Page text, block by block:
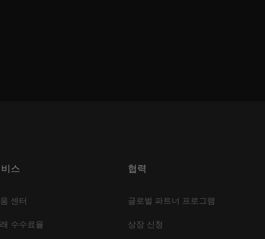
스
센터
수수료율
협력
글로벌 파트너 프로그램
상장 신청